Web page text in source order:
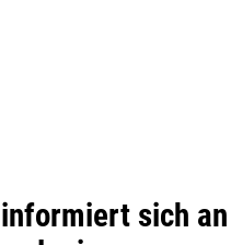
sich an